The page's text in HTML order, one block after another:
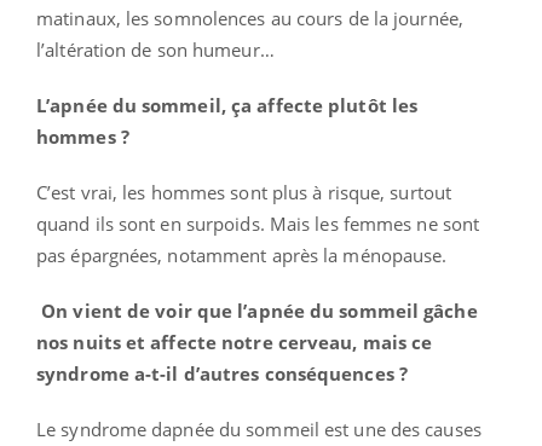
matinaux, les somnolences au cours de la journée,
l’altération de son humeur…
L’apnée du sommeil, ça affecte plutôt les
hommes ?
C’est vrai, les hommes sont plus à risque, surtout
quand ils sont en surpoids. Mais les femmes ne sont
pas épargnées, notamment après la ménopause.
On vient de voir que l’apnée du sommeil gâche
nos nuits et affecte notre cerveau, mais ce
syndrome a-t-il d’autres conséquences ?
Le syndrome dapnée du sommeil est une des causes